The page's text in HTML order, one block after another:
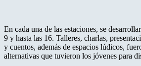
En cada una de las estaciones, se
9 y hasta las 16. Talleres, charlas,
y cuentos, además de espacios lúdicos,
alternativas que tuvieron los jóvenes para